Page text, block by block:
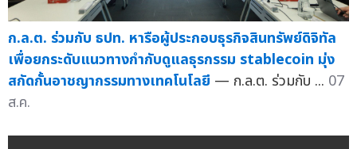
ก.ล.ต. ร่วมกับ ธปท. หารือผู้ประกอบธุรกิจสินทรัพย์ดิจิทัล
เพื่อยกระดับแนวทางกำกับดูแลธุรกรรม stablecoin มุ่ง
สกัดกั้นอาชญากรรมทางเทคโนโลยี — ก.ล.ต. ร่วมกับ ... 07
ส.ค.